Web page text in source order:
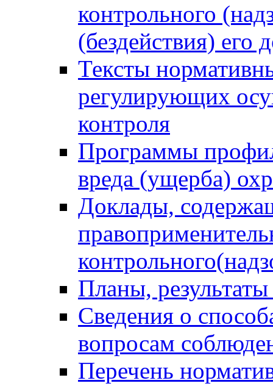
контрольного
(бездействия)
Тексты
регулирующих
контроля
Программы
вреда (ущерба)
Доклады,
Планы,
Сведения о
вопросам
Перечень